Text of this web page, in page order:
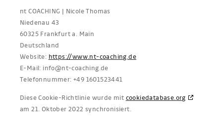
nt COACHING | Nicole Thomas
Niedenau 43
60325 Frankfurt a. Main
Deutschland
Website: https://www.nt-coaching.de
E-Mail: ed.gnihcaoc-tn@ofni
Telefonnummer: +49 1601523441
Diese Cookie-Richtlinie wurde mit cookiedatabase.org
am 21. Oktober 2022 synchronisiert.